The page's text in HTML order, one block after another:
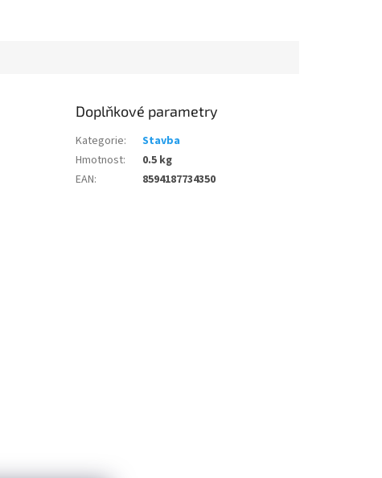
Doplňkové parametry
Kategorie:
Stavba
Hmotnost:
0.5 kg
EAN: 8594187734350